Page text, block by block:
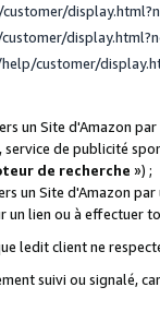
customer/
un Site d'Amazon
de publicité
de recherche ») ;
un Site d'Amazon
un lien ou à
ledit client ne
suivi ou signalé,